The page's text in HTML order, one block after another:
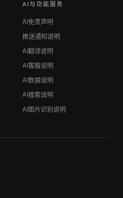
AI与功能服务
AI免责声明
推送通知说明
AI翻译说明
AI客服说明
AI数据说明
AI搜索说明
AI图片识别说明